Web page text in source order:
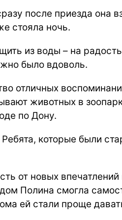
после приезда она
стояла ночь.
из воды – на
было вдоволь.
отличных
животных в
по Дону.
которые были
от новых впечатлений
Полина смогла
ей стали проще